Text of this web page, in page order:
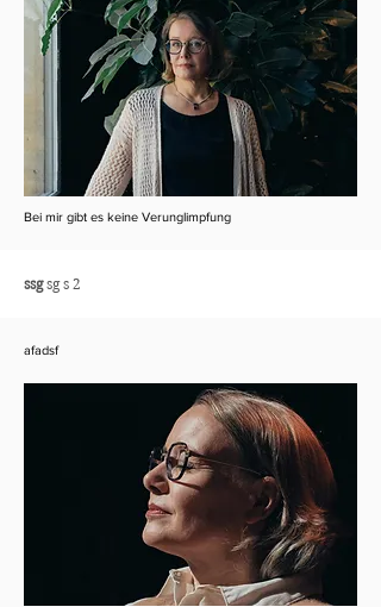
Bei mir gibt es keine Verunglimpfung
ssgsg s 2
afadsf